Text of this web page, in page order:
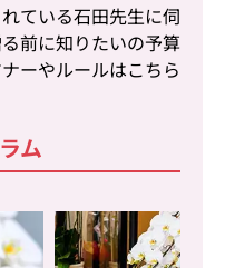
ている石田先生に伺
前に知りたいの予算
ーやルールはこちら
ム